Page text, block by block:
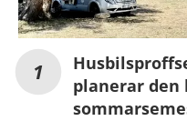
planerar den